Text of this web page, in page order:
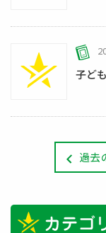
子ど
過去